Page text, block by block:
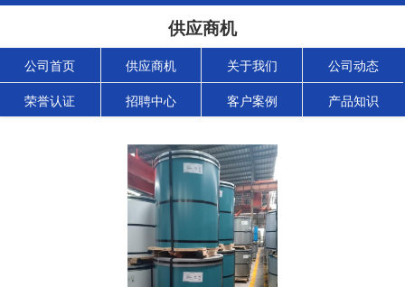
供应商机
公司首页 供应商机 关于我们 公司动态
荣誉认证 招聘中心 客户案例 产品知识